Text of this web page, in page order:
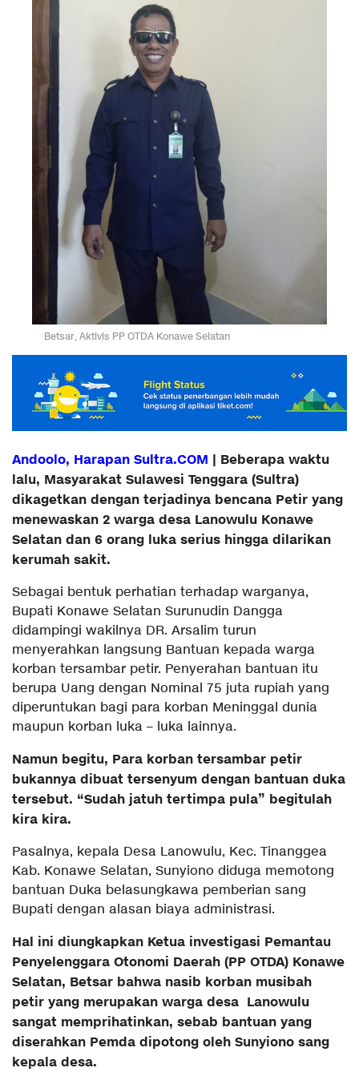
Betsar, Aktivis PP OTDA Konawe Selatan
Andoolo, Harapan Sultra.COM | Beberapa waktu
lalu, Masyarakat Sulawesi Tenggara (Sultra)
dikagetkan dengan terjadinya bencana Petir yang
menewaskan 2 warga desa Lanowulu Konawe
Selatan dan 6 orang luka serius hingga dilarikan
kerumah sakit.
Sebagai bentuk perhatian terhadap warganya,
Bupati Konawe Selatan Surunudin Dangga
didampingi wakilnya DR. Arsalim turun
menyerahkan langsung Bantuan kepada warga
korban tersambar petir. Penyerahan bantuan itu
berupa Uang dengan Nominal 75 juta rupiah yang
diperuntukan bagi para korban Meninggal dunia
maupun korban luka – luka lainnya.
Namun begitu, Para korban tersambar petir
bukannya dibuat tersenyum dengan bantuan duka
tersebut. “Sudah jatuh tertimpa pula” begitulah
kira kira.
Pasalnya, kepala Desa Lanowulu, Kec. Tinanggea
Kab. Konawe Selatan, Sunyiono diduga memotong
bantuan Duka belasungkawa pemberian sang
Bupati dengan alasan biaya administrasi.
Hal ini diungkapkan Ketua investigasi Pemantau
Penyelenggara Otonomi Daerah (PP OTDA) Konawe
Selatan, Betsar bahwa nasib korban musibah
petir yang merupakan warga desa Lanowulu
sangat memprihatinkan, sebab bantuan yang
diserahkan Pemda dipotong oleh Sunyiono sang
kepala desa.